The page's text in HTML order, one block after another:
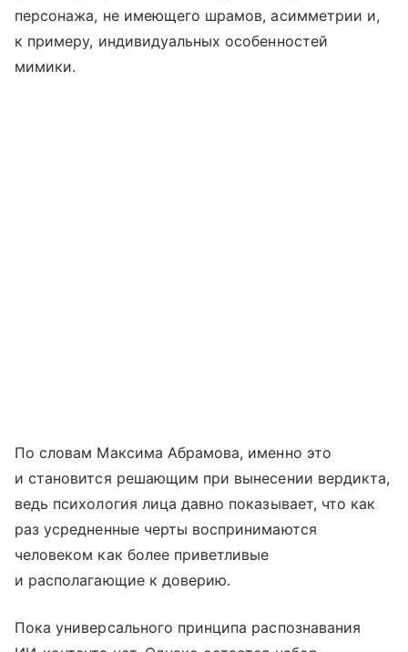
персонажа, не имеющего шрамов, асимметрии и,
к примеру, индивидуальных особенностей
мимики.
По словам Максима Абрамова, именно это
и становится решающим при вынесении вердикта,
ведь психология лица давно показывает, что как
раз усредненные черты воспринимаются
человеком как более приветливые
и располагающие к доверию.
Пока универсального принципа распознавания